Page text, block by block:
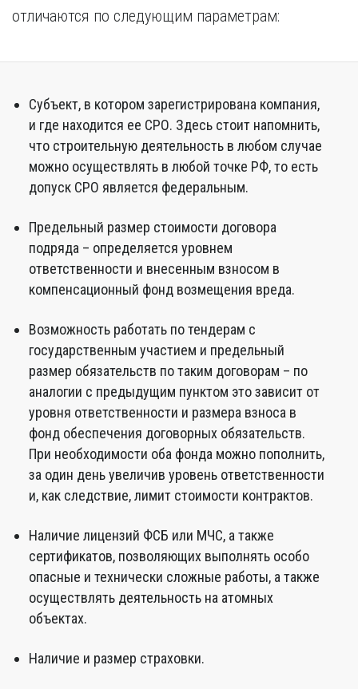
отличаются по следующим параметрам:
Субъект, в котором зарегистрирована компания,
и где находится ее СРО. Здесь стоит напомнить,
что строительную деятельность в любом случае
можно осуществлять в любой точке РФ, то есть
допуск СРО является федеральным.
Предельный размер стоимости договора
подряда – определяется уровнем
ответственности и внесенным взносом в
компенсационный фонд возмещения вреда.
Возможность работать по тендерам с
государственным участием и предельный
размер обязательств по таким договорам – по
аналогии с предыдущим пунктом это зависит от
уровня ответственности и размера взноса в
фонд обеспечения договорных обязательств.
При необходимости оба фонда можно пополнить,
за один день увеличив уровень ответственности
и, как следствие, лимит стоимости контрактов.
Наличие лицензий ФСБ или МЧС, а также
сертификатов, позволяющих выполнять особо
опасные и технически сложные работы, а также
осуществлять деятельность на атомных
объектах.
Наличие и размер страховки.